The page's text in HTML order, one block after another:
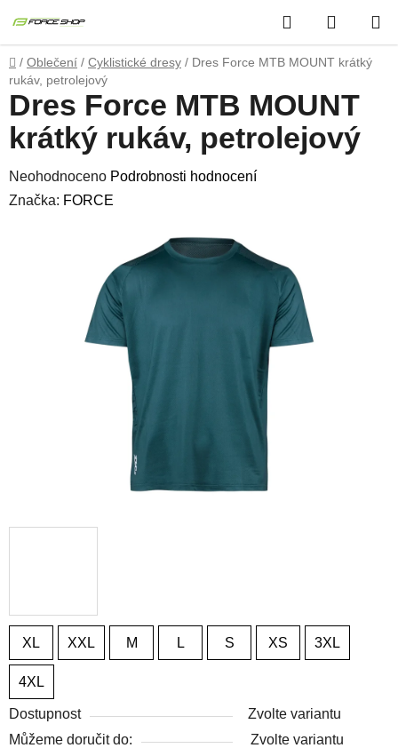
na
obsah
Hledat
KOŠÍK
Domů
/ Oblečení / Cyklistické dresy / Dres Force MTB MOUNT krátký
rukáv, petrolejový
XL XXL M L S XS 3XL
4XL
Dostupnost
Zvolte variantu
Můžeme doručit do:
Zvolte variantu
Dres Force MTB MOUNT
krátký rukáv, petrolejový
Průměrné
hodnocení
Neohodnoceno Podrobnosti hodnocení
Značka: FORCE